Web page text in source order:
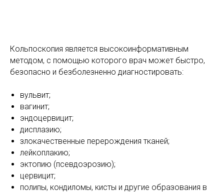
Кольпоскопия является высокоинформативным
методом, с помощью которого врач может быстро,
безопасно и безболезненно диагностировать:
вульвит;
вагинит;
эндоцервицит;
дисплазию;
злокачественные перерождения тканей;
лейкоплакию;
эктопию (псевдоэрозию);
цервицит;
полипы, кондиломы, кисты и другие образования в